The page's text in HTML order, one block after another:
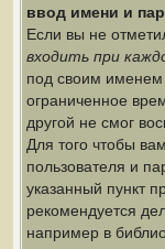
ввод имени и
Если вы не
входить при
под своим именем
ограниченное
другой не смог
Для того чтобы
пользователя и
указанный пункт
рекомендуется
например в